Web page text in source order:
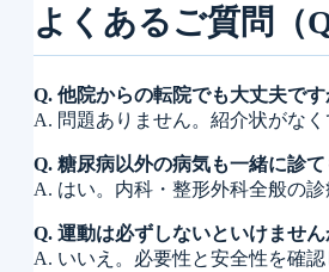
よくあるご質問（
Q. 他院からの転院でも大丈夫です
A. 問題ありません。紹介状がなく
Q. 糖尿病以外の病気も一緒に診
A. はい。内科・整形外科全般の診
Q. 運動は必ずしないといけません
A. いいえ。必要性と安全性を確